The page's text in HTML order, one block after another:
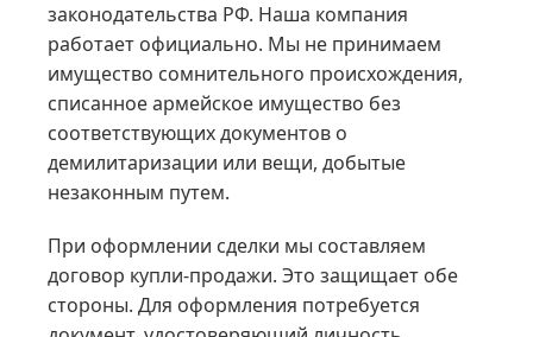
законодательства РФ. Наша компания
работает официально. Мы не принимаем
имущество сомнительного происхождения,
списанное армейское имущество без
соответствующих документов о
демилитаризации или вещи, добытые
незаконным путем.
При оформлении сделки мы составляем
договор купли-продажи. Это защищает обе
стороны. Для оформления потребуется